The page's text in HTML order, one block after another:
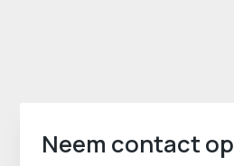
Neem contact op